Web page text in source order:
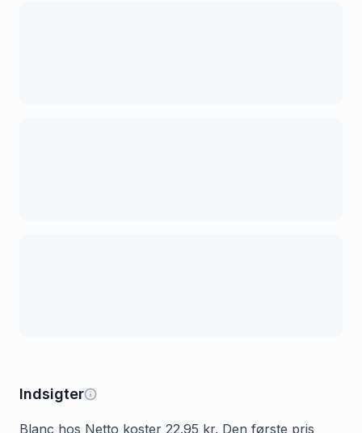
Indsigter
Blanc hos Netto koster 22.95 kr. Den første pris